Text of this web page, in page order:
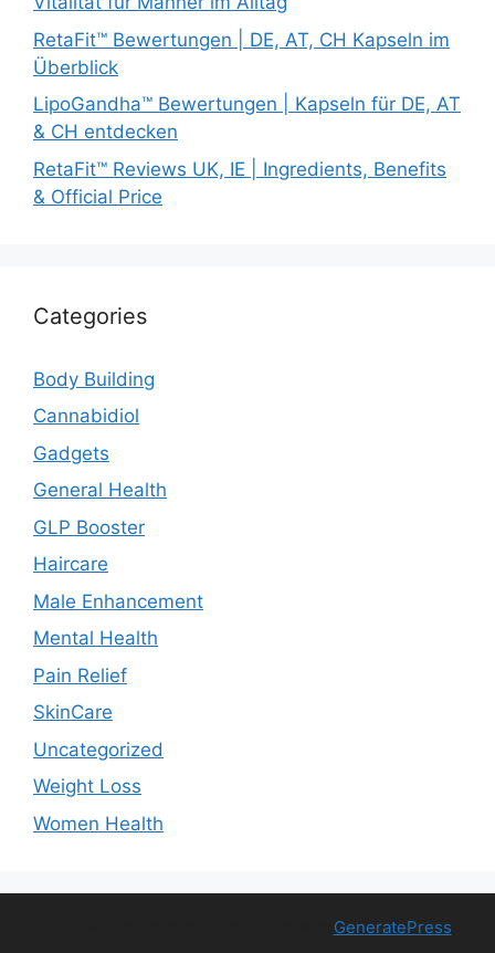
RetaFit™ Bewertungen | DE, AT, CH Kapseln im
Überblick
LipoGandha™ Bewertungen | Kapseln für DE, AT
& CH entdecken
RetaFit™ Reviews UK, IE | Ingredients, Benefits
& Official Price
Categories
Body Building
Cannabidiol
Gadgets
General Health
GLP Booster
Haircare
Male Enhancement
Mental Health
Pain Relief
SkinCare
Uncategorized
Weight Loss
Women Health
GeneratePress